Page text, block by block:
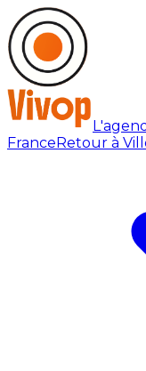
FranceRetour à